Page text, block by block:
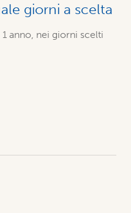
giorni a scelta
anno, nei giorni scelti